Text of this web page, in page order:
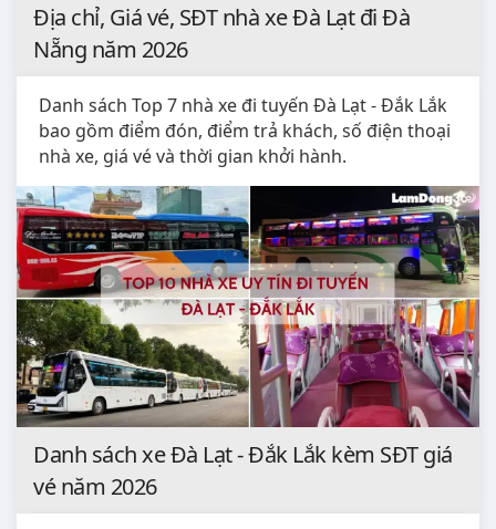
Địa chỉ, Giá vé, SĐT nhà xe Đà Lạt đi Đà
Nẵng năm 2026
Danh sách Top 7 nhà xe đi tuyến Đà Lạt - Đắk Lắk
bao gồm điểm đón, điểm trả khách, số điện thoại
nhà xe, giá vé và thời gian khởi hành.
Danh sách xe Đà Lạt - Đắk Lắk kèm SĐT giá
vé năm 2026